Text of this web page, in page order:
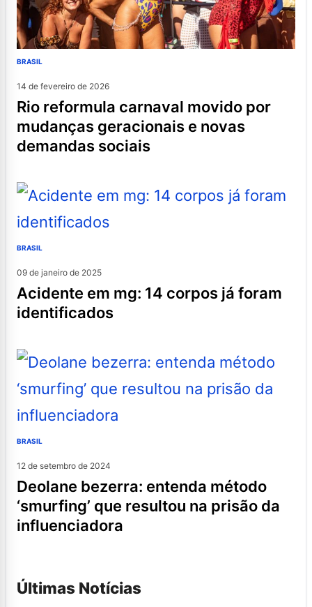
BRASIL
14 de fevereiro de 2026
rio reformula carnaval movido por
mudanças geracionais e novas
demandas sociais
BRASIL
09 de janeiro de 2025
acidente em mg: 14 corpos já foram
identificados
BRASIL
12 de setembro de 2024
deolane bezerra: entenda método
‘smurfing’ que resultou na prisão da
influenciadora
Últimas Notícias